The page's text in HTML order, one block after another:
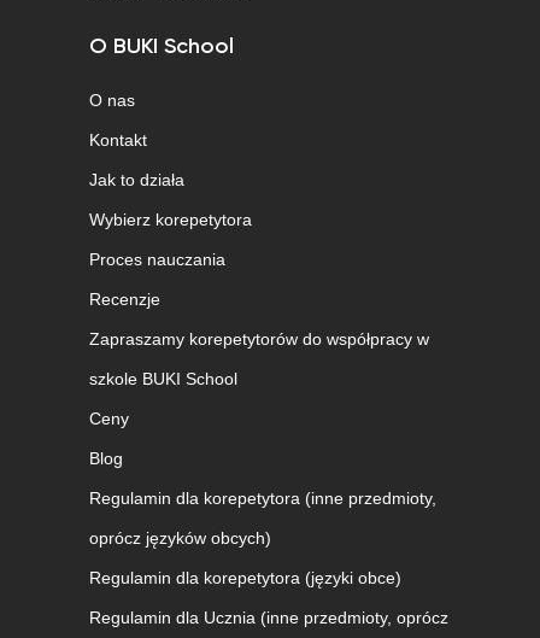
O BUKI School
O nas
Kontakt
Jak to działa
Wybierz korepetytora
Proces nauczania
Recenzje
Zapraszamy korepetytorów do współpracy w
szkole BUKI School
Ceny
Blog
Regulamin dla korepetytora (inne przedmioty,
oprócz języków obcych)
Regulamin dla korepetytora (języki obce)
Regulamin dla Ucznia (inne przedmioty, oprócz